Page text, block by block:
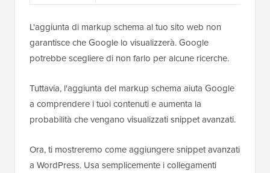
L'aggiunta di markup schema al tuo sito web non
garantisce che Google lo visualizzerà. Google
potrebbe scegliere di non farlo per alcune ricerche.
Tuttavia, l'aggiunta del markup schema aiuta Google
a comprendere i tuoi contenuti e aumenta la
probabilità che vengano visualizzati snippet avanzati.
Ora, ti mostreremo come aggiungere snippet avanzati
a WordPress. Usa semplicemente i collegamenti